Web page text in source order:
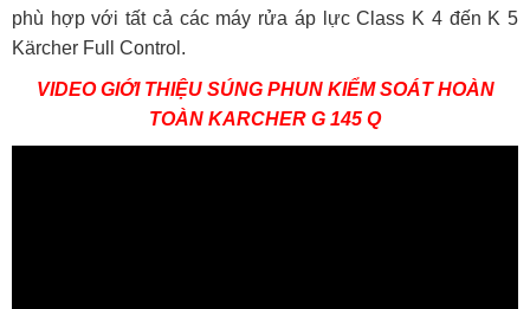
phù hợp với tất cả các máy rửa áp lực Class K 4 đến K 5
Kärcher Full Control.
VIDEO GIỚI THIỆU SÚNG PHUN KIỂM SOÁT HOÀN
TOÀN KARCHER G 145 Q